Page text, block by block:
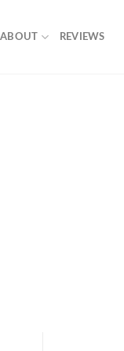
ABOUT REVIEWS